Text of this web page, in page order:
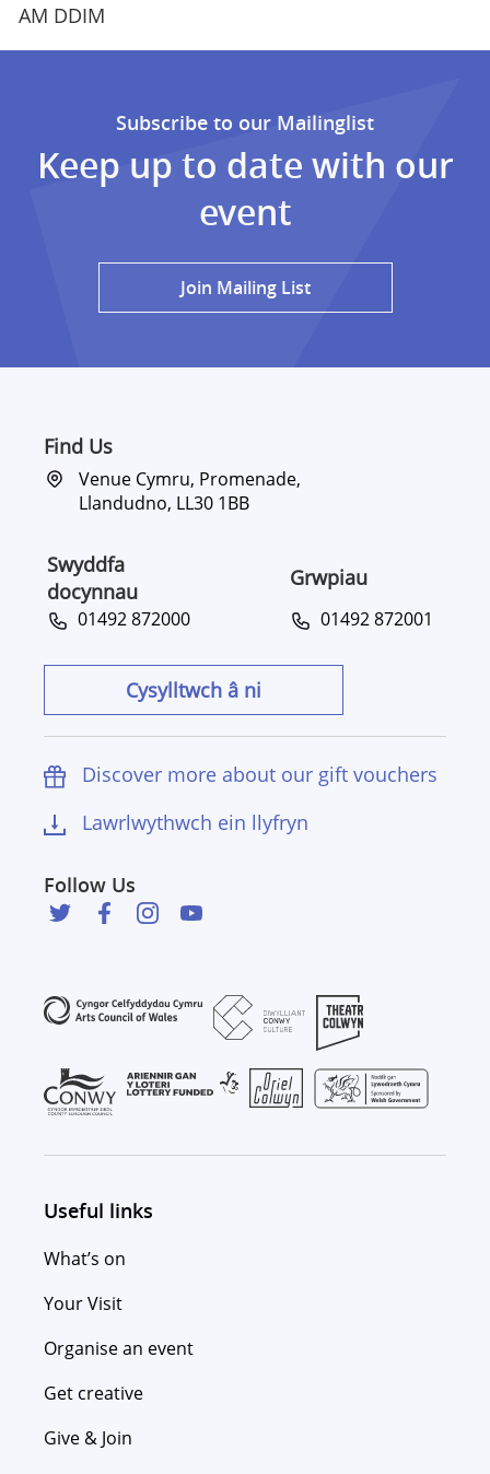
AM DDIM
Subscribe to our Mailinglist
Keep up to date with our
event
Join Mailing List
Find Us
Venue Cymru, Promenade,
Llandudno, LL30 1BB
Swyddfa
docynnau
Grwpiau
01492 872000 01492 872001
Cysylltwch â ni
Discover more about our gift vouchers
Lawrlwythwch ein llyfryn
Follow Us
Useful links
What’s on
Your Visit
Organise an event
Get creative
Give & Join